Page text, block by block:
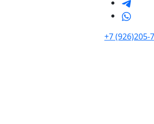
+7 (926)205-